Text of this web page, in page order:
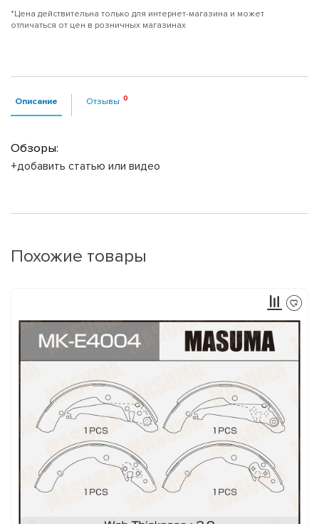
*Цена действительна только для интернет-магазина и может
отличаться от цен в розничных магазинах
Описание Отзывы
Обзоры:
+добавить статью или видео
Похожие товары